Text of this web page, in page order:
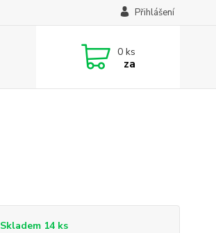
Přihlášení
0 ks
za
Skladem 14 ks